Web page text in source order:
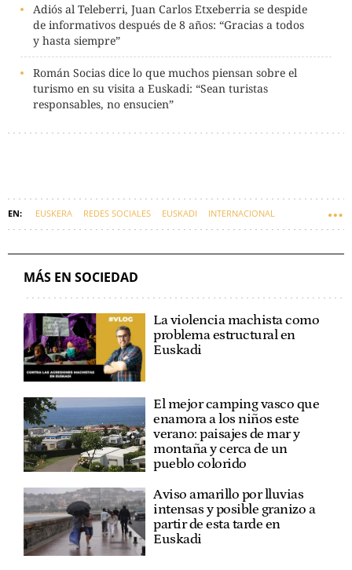
Adiós al Teleberri, Juan Carlos Etxeberria se despide
de informativos después de 8 años: “Gracias a todos
y hasta siempre”
Román Socias dice lo que muchos piensan sobre el
turismo en su visita a Euskadi: “Sean turistas
responsables, no ensucien”
EUSKERA REDES SOCIALES EUSKADI INTERNACIONAL
MÁS EN SOCIEDAD
La violencia machista como
problema estructural en
Euskadi
El mejor camping vasco que
enamora a los niños este
verano: paisajes de mar y
montaña y cerca de un
pueblo colorido
Aviso amarillo por lluvias
intensas y posible granizo a
partir de esta tarde en
Euskadi